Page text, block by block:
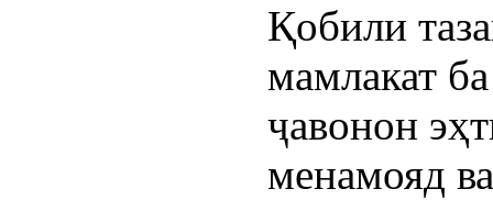
Қобили
мамлакат
ҷавонон
менамояд